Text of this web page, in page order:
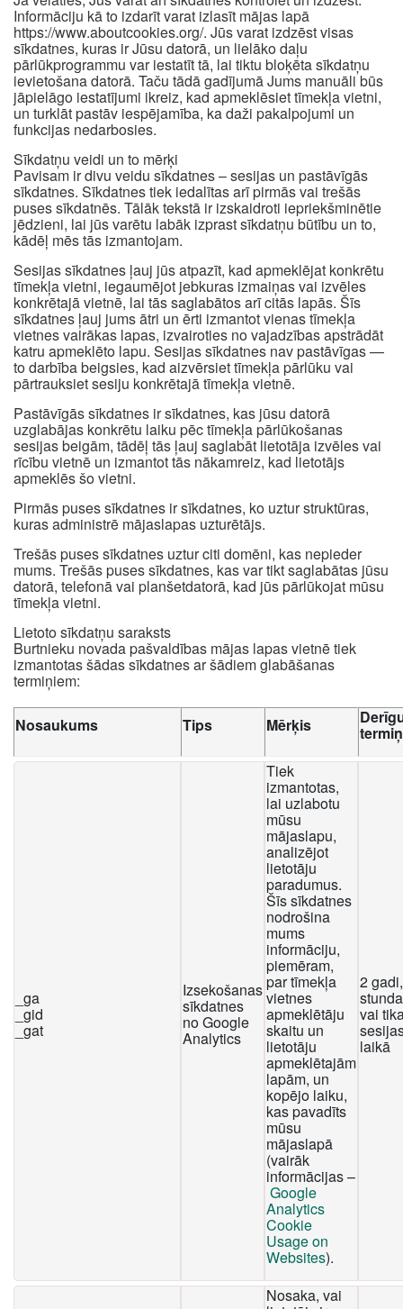
Informāciju kā to izdarīt varat izlasīt mājas lapā
https://www.aboutcookies.org/. Jūs varat izdzēst visas
sīkdatnes, kuras ir Jūsu datorā, un lielāko daļu
pārlūkprogrammu var iestatīt tā, lai tiktu bloķēta sīkdatņu
ievietošana datorā. Taču tādā gadījumā Jums manuāli būs
jāpielāgo iestatījumi ikreiz, kad apmeklēsiet tīmekļa vietni,
un turklāt pastāv iespējamība, ka daži pakalpojumi un
funkcijas nedarbosies.
Sīkdatņu veidi un to mērķi
Pavisam ir divu veidu sīkdatnes – sesijas un pastāvīgās
sīkdatnes. Sīkdatnes tiek iedalītas arī pirmās vai trešās
puses sīkdatnēs. Tālāk tekstā ir izskaidroti iepriekšminētie
jēdzieni, lai jūs varētu labāk izprast sīkdatņu būtību un to,
kādēļ mēs tās izmantojam.
Sesijas sīkdatnes ļauj jūs atpazīt, kad apmeklējat konkrētu
tīmekļa vietni, iegaumējot jebkuras izmaiņas vai izvēles
konkrētajā vietnē, lai tās saglabātos arī citās lapās. Šīs
sīkdatnes ļauj jums ātri un ērti izmantot vienas tīmekļa
vietnes vairākas lapas, izvairoties no vajadzības apstrādāt
katru apmeklēto lapu. Sesijas sīkdatnes nav pastāvīgas —
to darbība beigsies, kad aizvērsiet tīmekļa pārlūku vai
pārtrauksiet sesiju konkrētajā tīmekļa vietnē.
Pastāvīgās sīkdatnes ir sīkdatnes, kas jūsu datorā
uzglabājas konkrētu laiku pēc tīmekļa pārlūkošanas
sesijas beigām, tādēļ tās ļauj saglabāt lietotāja izvēles vai
rīcību vietnē un izmantot tās nākamreiz, kad lietotājs
apmeklēs šo vietni.
Pirmās puses sīkdatnes ir sīkdatnes, ko uztur struktūras,
kuras administrē mājaslapas uzturētājs.
Trešās puses sīkdatnes uztur citi domēni, kas nepieder
mums. Trešās puses sīkdatnes, kas var tikt saglabātas jūsu
datorā, telefonā vai planšetdatorā, kad jūs pārlūkojat mūsu
tīmekļa vietni.
Lietoto sīkdatņu saraksts
Burtnieku novada pašvaldības mājas lapas vietnē tiek
izmantotas šādas sīkdatnes ar šādiem glabāšanas
termiņiem:
Nosaukums Tips Mērķis
_ga
_gid
_gat
Izsekošanas
sīkdatnes
no Google
Analytics
Tiek
izmantotas,
lai uzlabotu
mūsu
mājaslapu,
analizējot
lietotāju
paradumus.
Šīs sīkdatnes
nodrošina
mums
informāciju,
piemēram,
par tīmekļa
vietnes
apmeklētāju
skaitu un
lietotāju
apmeklētajām
lapām, un
kopējo laiku,
kas pavadīts
mūsu
mājaslapā
(vairāk
informācijas –
Google
Analytics
Cookie
Usage on
Websites).
2
vai
laikā
Nosaka, vai